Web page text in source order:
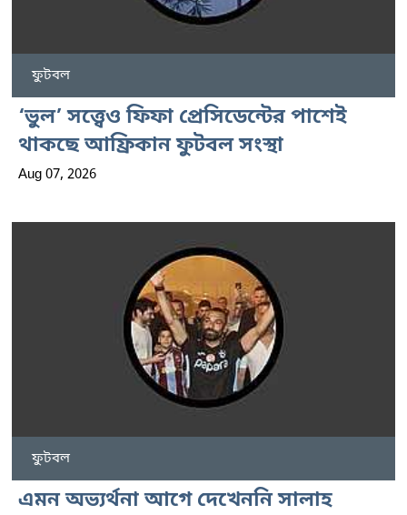
ফুটবল
‘ভুল’ সত্ত্বেও ফিফা প্রেসিডেন্টের পাশেই
থাকছে আফ্রিকান ফুটবল সংস্থা
Aug 07, 2026
ফুটবল
এমন অভ্যর্থনা আগে দেখেননি সালাহ